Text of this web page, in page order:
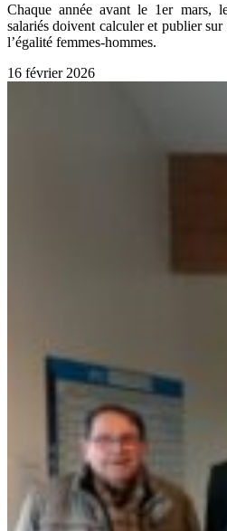
Chaque année avant le 1er mars,
salariés doivent calculer et publier
l’égalité femmes-hommes.
16 février 2026